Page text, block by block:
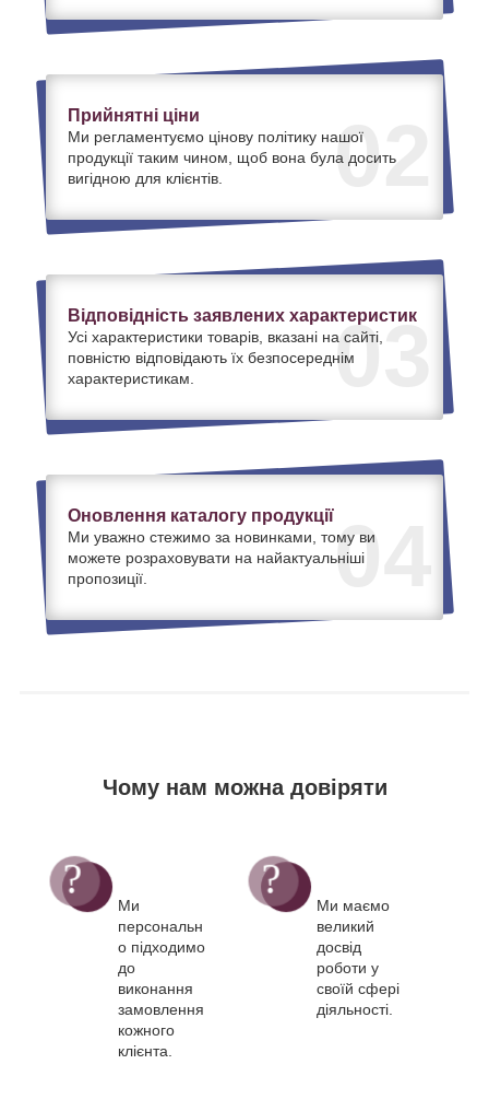
02
Прийнятні ціни
Ми регламентуємо цінову політику нашої
продукції таким чином, щоб вона була досить
вигідною для клієнтів.
03
Відповідність заявлених характеристик
Усі характеристики товарів, вказані на сайті,
повністю відповідають їх безпосереднім
характеристикам.
04
Оновлення каталогу продукції
Ми уважно стежимо за новинками, тому ви
можете розраховувати на найактуальніші
пропозиції.
Чому нам можна довіряти
Ми
персональн
о підходимо
до
виконання
замовлення
кожного
клієнта.
Ми маємо
великий
досвід
роботи у
своїй сфері
діяльності.